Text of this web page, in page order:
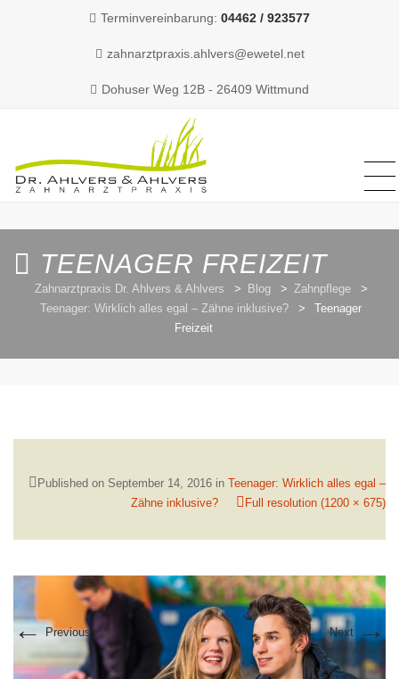
Terminvereinbarung: 04462 / 923577
zahnarztpraxis.ahlvers@ewetel.net
Dohuser Weg 12B - 26409 Wittmund
to
contentTEENAGER FREIZEIT
Zahnarztpraxis Dr. Ahlvers & Ahlvers > Blog > Zahnpflege
>
Teenager: Wirklich alles egal – Zähne inklusive?
>
Teenager
Freizeit
Published on September 14, 2016 in Teenager: Wirklich alles egal –
Zähne inklusive?
Full resolution (1200 × 675)
← Previous Next →